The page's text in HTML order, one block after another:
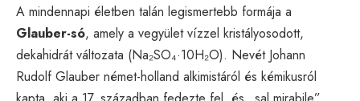
A mindennapi életben talán legismertebb formája a
Glauber-só, amely a vegyület vízzel kristályosodott,
dekahidrát változata (Na₂SO₄·10H₂O). Nevét Johann
Rudolf Glauber német-holland alkimistáról és kémikusról